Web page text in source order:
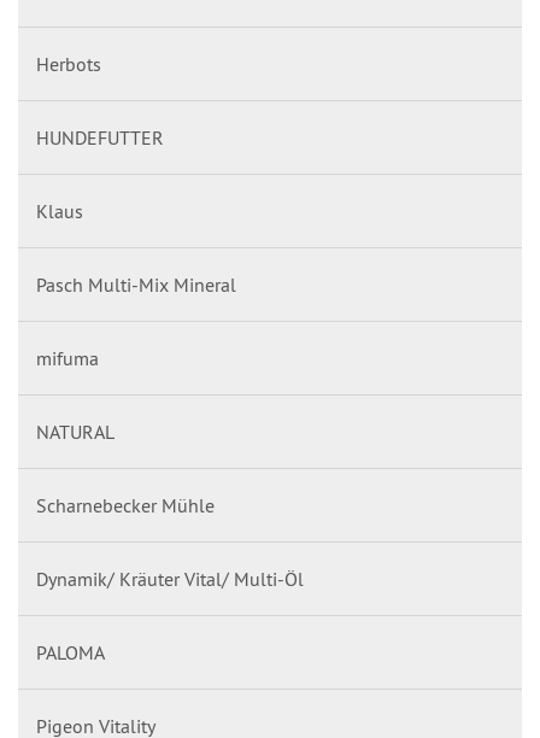
Herbots
HUNDEFUTTER
Klaus
Pasch Multi-Mix Mineral
mifuma
NATURAL
Scharnebecker Mühle
Dynamik/ Kräuter Vital/ Multi-Öl
PALOMA
Pigeon Vitality